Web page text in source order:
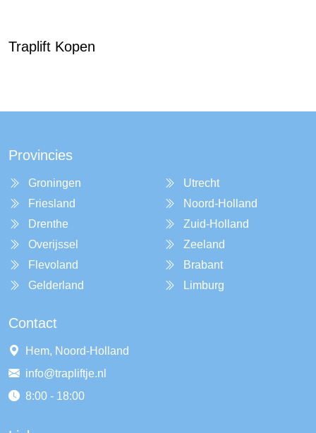
Traplift Kopen
Provincies
Groningen
Friesland
Drenthe
Overijssel
Flevoland
Gelderland
Utrecht
Noord-Holland
Zuid-Holland
Zeeland
Brabant
Limburg
Contact
Hem, Noord-Holland
info@trapliftje.nl
8:00 - 18:00